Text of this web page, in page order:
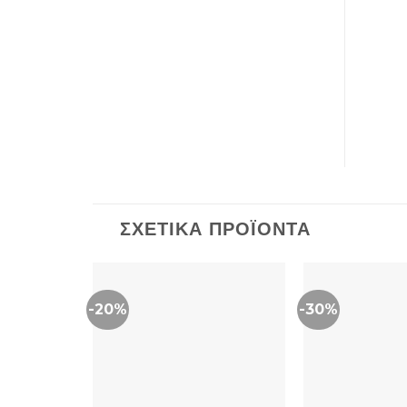
ΣΧΕΤΙΚΆ ΠΡΟΪΌΝΤΑ
-20% -30%